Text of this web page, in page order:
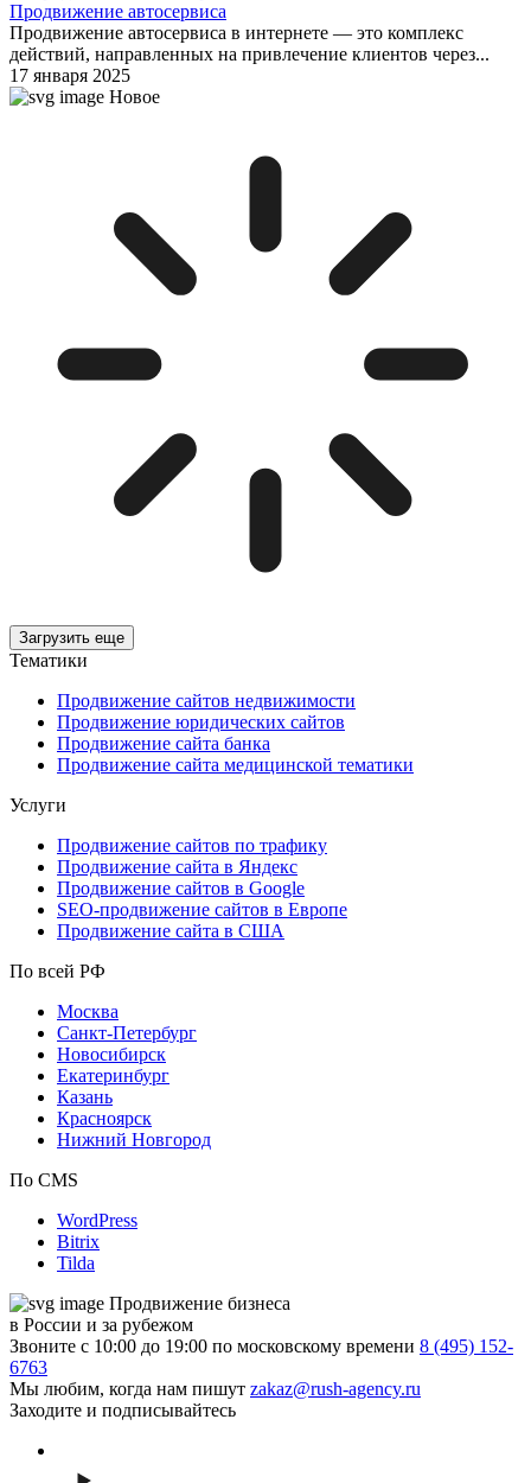
Продвижение автосервиса
Продвижение автосервиса в интернете — это комплекс
действий, направленных на привлечение клиентов через...
17 января 2025
Новое
Загрузить еще
Тематики
Продвижение сайтов недвижимости
Продвижение юридических сайтов
Продвижение сайта банка
Продвижение сайта медицинской тематики
Услуги
Продвижение сайтов по трафику
Продвижение сайта в Яндекс
Продвижение сайтов в Google
SEO-продвижение сайтов в Европе
Продвижение сайта в США
По всей РФ
Москва
Санкт-Петербург
Новосибирск
Екатеринбург
Казань
Красноярск
Нижний Новгород
По CMS
WordPress
Bitrix
Tilda
Продвижение бизнеса
в России и за рубежом
Звоните с 10:00 до 19:00 по московскому времени 8 (495) 152-
6763
Мы любим, когда нам пишут zakaz@rush-agency.ru
Заходите и подписывайтесь